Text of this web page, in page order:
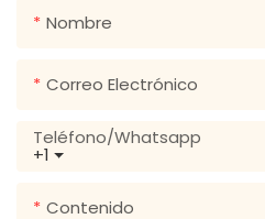
Nombre
Correo Electrónico
+1
Teléfono/whatsapp
Contenido